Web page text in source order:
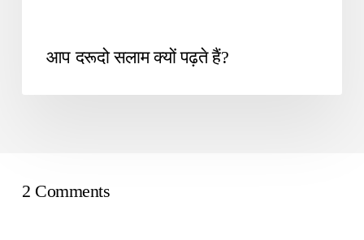
आप दरूदो सलाम क्यों पढ़ते हैं?
2 Comments